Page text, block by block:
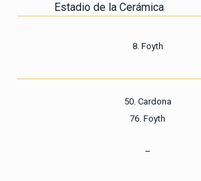
Estadio de la Cerámica
8. Foyth
50. Cardona
76. Foyth
–